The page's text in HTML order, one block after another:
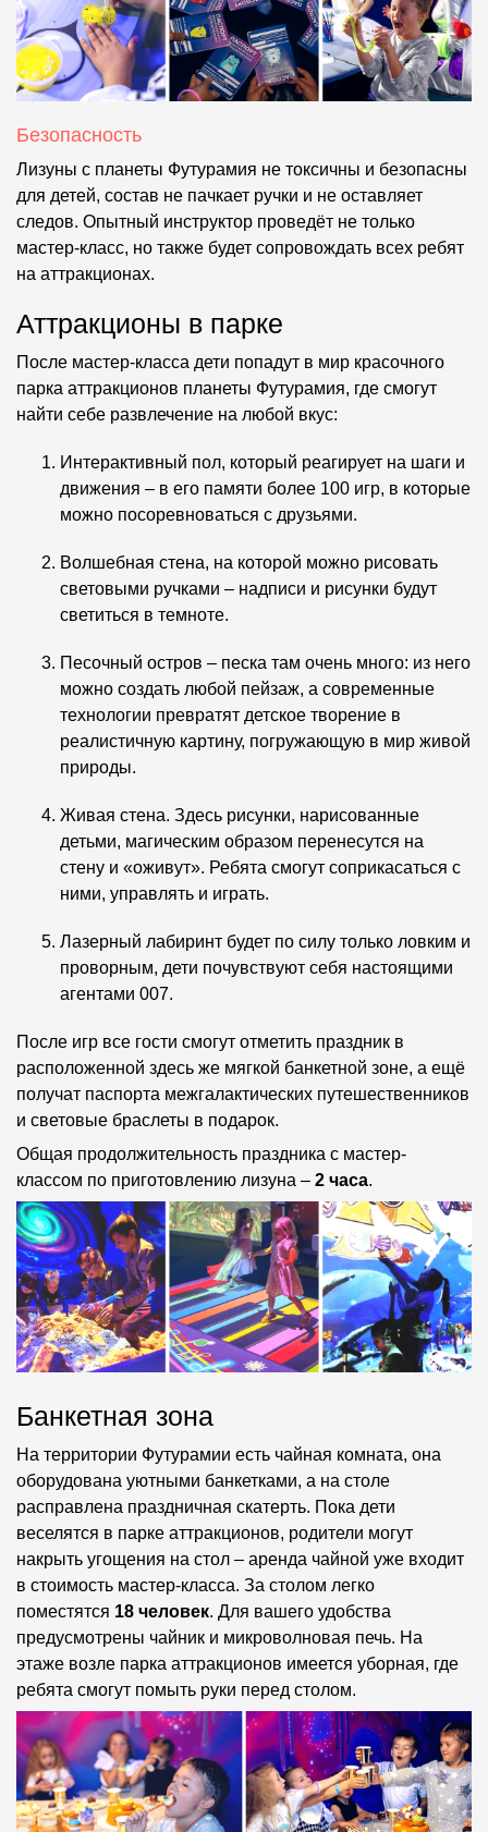
Безопасность
Лизуны с планеты Футурамия не токсичны и безопасны
для детей, состав не пачкает ручки и не оставляет
следов. Опытный инструктор проведёт не только
мастер-класс, но также будет сопровождать всех ребят
на аттракционах.
Аттракционы в парке
После мастер-класса дети попадут в мир красочного
парка аттракционов планеты Футурамия, где смогут
найти себе развлечение на любой вкус:
Интерактивный пол, который реагирует на шаги и
движения – в его памяти более 100 игр, в которые
можно посоревноваться с друзьями.
Волшебная стена, на которой можно рисовать
световыми ручками – надписи и рисунки будут
светиться в темноте.
Песочный остров – песка там очень много: из него
можно создать любой пейзаж, а современные
технологии превратят детское творение в
реалистичную картину, погружающую в мир живой
природы.
Живая стена. Здесь рисунки, нарисованные
детьми, магическим образом перенесутся на
стену и «оживут». Ребята смогут соприкасаться с
ними, управлять и играть.
Лазерный лабиринт будет по силу только ловким и
проворным, дети почувствуют себя настоящими
агентами 007.
После игр все гости смогут отметить праздник в
расположенной здесь же мягкой банкетной зоне, а ещё
получат паспорта межгалактических путешественников
и световые браслеты в подарок.
Общая продолжительность праздника с мастер-
классом по приготовлению лизуна – 2 часа.
Банкетная зона
На территории Футурамии есть чайная комната, она
оборудована уютными банкетками, а на столе
расправлена праздничная скатерть. Пока дети
веселятся в парке аттракционов, родители могут
накрыть угощения на стол – аренда чайной уже входит
в стоимость мастер-класса. За столом легко
поместятся 18 человек. Для вашего удобства
предусмотрены чайник и микроволновая печь. На
этаже возле парка аттракционов имеется уборная, где
ребята смогут помыть руки перед столом.